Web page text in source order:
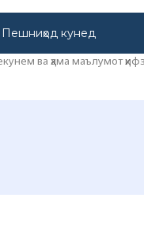
Пешниҳод кунед
ва ҳама маълумот